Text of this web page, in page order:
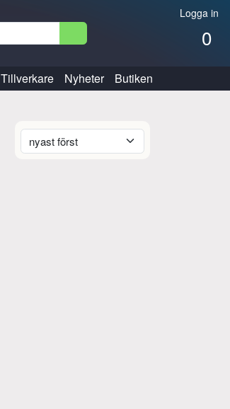
Logga in
0
Tillverkare Nyheter Butiken